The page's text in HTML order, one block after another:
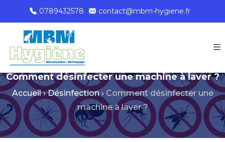
0789432578 contact@mbm-hygiene.fr
Comment désinfecter une machine à laver ?
Accueil›Désinfection› Comment désinfecter une
machine à laver ?